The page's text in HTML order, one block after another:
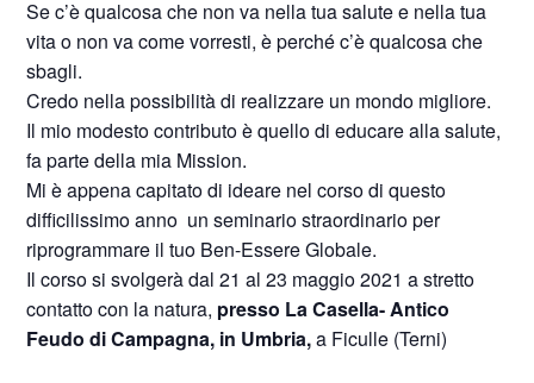
Se c’è qualcosa che non va nella tua salute e nella tua
vita o non va come vorresti, è perché c’è qualcosa che
sbagli.
Credo nella possibilità di realizzare un mondo migliore.
Il mio modesto contributo è quello di educare alla salute,
fa parte della mia Mission.
Mi è appena capitato di ideare nel corso di questo
difficilissimo anno un seminario straordinario per
riprogrammare il tuo Ben-Essere Globale.
Il corso si svolgerà dal 21 al 23 maggio 2021 a stretto
contatto con la natura, presso La Casella- Antico
Feudo di Campagna, in Umbria,a Ficulle (Terni)